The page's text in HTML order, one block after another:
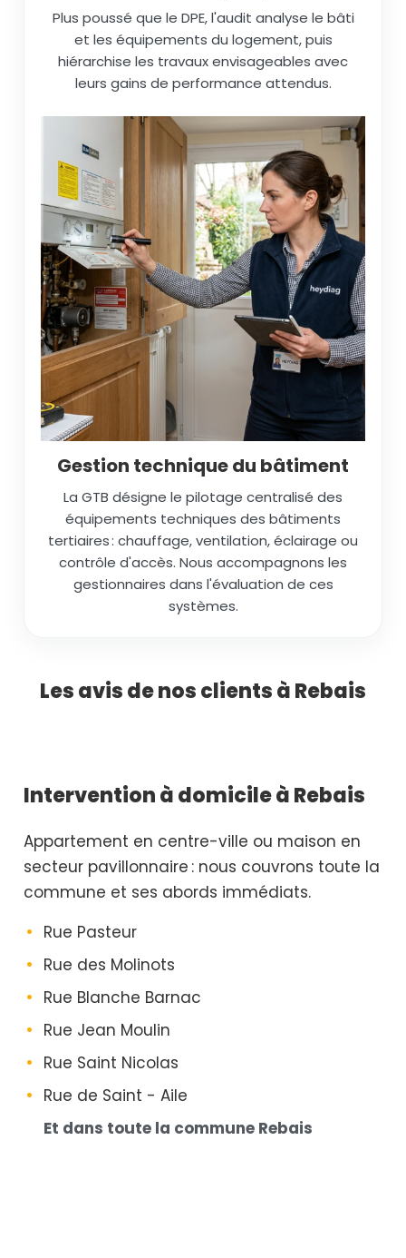
Plus poussé que le DPE, l'audit analyse le bâti
et les équipements du logement, puis
hiérarchise les travaux envisageables avec
leurs gains de performance attendus.
Gestion technique du bâtiment
La GTB désigne le pilotage centralisé des
équipements techniques des bâtiments
tertiaires : chauffage, ventilation, éclairage ou
contrôle d'accès. Nous accompagnons les
gestionnaires dans l'évaluation de ces
systèmes.
Les avis de nos clients à Rebais
Intervention à domicile à Rebais
Appartement en centre-ville ou maison en
secteur pavillonnaire : nous couvrons toute la
commune et ses abords immédiats.
Rue Pasteur
Rue des Molinots
Rue Blanche Barnac
Rue Jean Moulin
Rue Saint Nicolas
Rue de Saint - Aile
Et dans toute la commune Rebais